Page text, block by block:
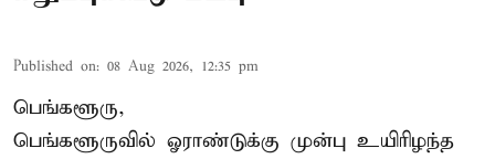
Published on: 08 Aug 2026, 12:35 pm
பெங்களூரு,
பெங்களூருவில் ஓராண்டுக்கு முன்பு உயிரிழந்த